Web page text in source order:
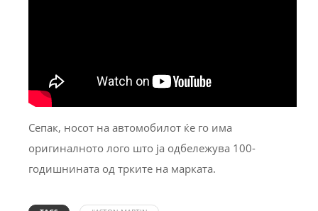
Сепак, носот на автомобилот ќе го има
оригиналното лого што ја одбележува 100-
годишнината од трките на марката.